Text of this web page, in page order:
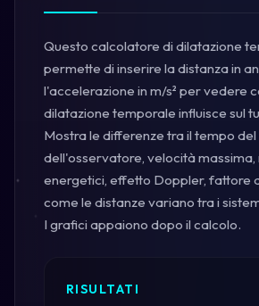
Questo calcolatore di dilatazione
permette di inserire la distanza in
l'accelerazione in m/s² per vedere
dilatazione temporale influisce sul
Mostra le differenze tra il tempo
dell'osservatore, velocità massima,
energetici, effetto Doppler, fattore
come le distanze variano tra i
I grafici appaiono dopo il calcolo.
RISULTATI